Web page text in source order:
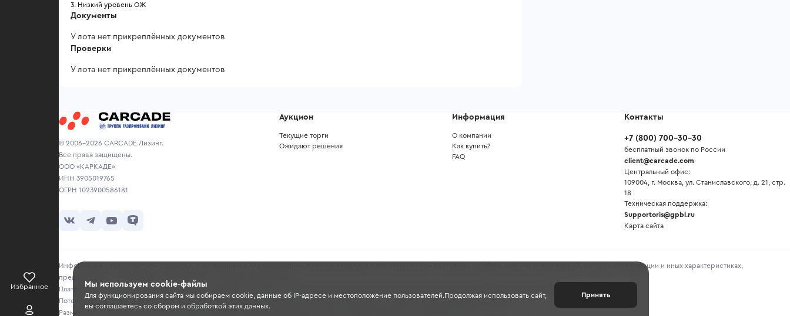
Избранное
3. Низкий уровень ОЖ
Документы
У лота нет прикреплённых документов
Проверки
У лота нет прикреплённых документов
© 2006-2026 CARCADE Лизинг.
Все права защищены.
ООО «КАРКАДЕ»
ИНН 3905019765
ОГРН 1023900586181
Аукцион
Текущие торги
Ожидают решения
Информация
О компании
Как купить?
FAQ
Контакты
+7 (800) 700-30-30
бесплатный звонок по России
client@carcade.com
Центральный офис:
109004, г. Москва, ул. Станиславского, д. 21, стр.
18
Техническая поддержка:
Supportoris@gpbl.ru
Карта сайта
Информация о транспортном средстве, участвующем в «Автоаукционе», включая сведения о его техническом состоянии, пробеге, наличии повреждений, истории эксплуатации и иных характеристиках,
предоставляется продавцом исключительно в ознакомительных целях.
Платформа не несет ответственности за достоверность, точность и полноту указанных данных, поскольку они основаны на информации, предоставленной продавцом.
Потенциальным покупателям рекомендуется самостоятельно проверять состояние транспортного средства перед участием в торгах.
Размещение информации о лотах на сайте не является публичной офертой в смысле, предусмотренном ст. 435-437 ГК РФ.
Мы используем cookie-файлы
Для функционирования сайта мы собираем cookie, данные об IP-адресе и местоположение пользователей.Продолжая использовать сайт,
вы соглашаетесь со сбором и обработкой этих данных.
Принять